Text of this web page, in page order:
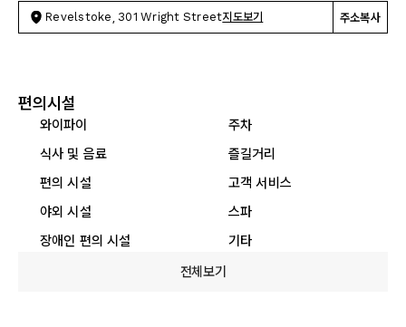
Revelstoke, 301 Wright Street지도보기 주소복사
편의시설
와이파이
주차
식사 및 음료
즐길거리
편의 시설
고객 서비스
야외 시설
스파
장애인 편의 시설
기타
전체보기